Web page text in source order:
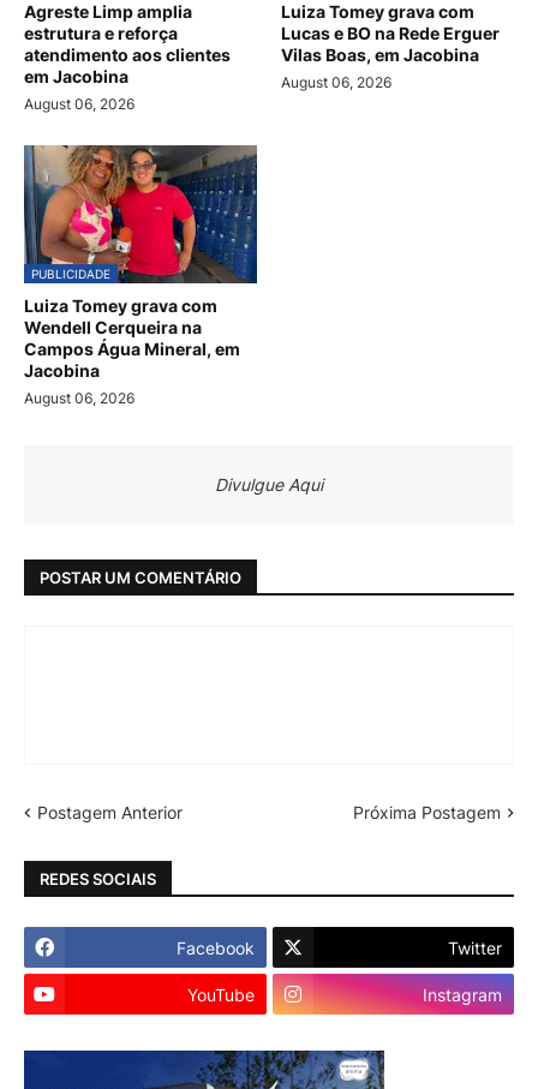
Agreste Limp amplia
estrutura e reforça
atendimento aos clientes
em Jacobina
August 06, 2026
Luiza Tomey grava com
Lucas e BO na Rede Erguer
Vilas Boas, em Jacobina
August 06, 2026
PUBLICIDADE
Luiza Tomey grava com
Wendell Cerqueira na
Campos Água Mineral, em
Jacobina
August 06, 2026
Divulgue Aqui
POSTAR UM COMENTÁRIO
Postagem Anterior Próxima Postagem
REDES SOCIAIS
Facebook Twitter
YouTube Instagram